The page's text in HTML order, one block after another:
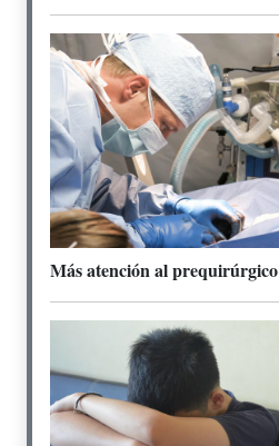
Más atención al prequirúrgico